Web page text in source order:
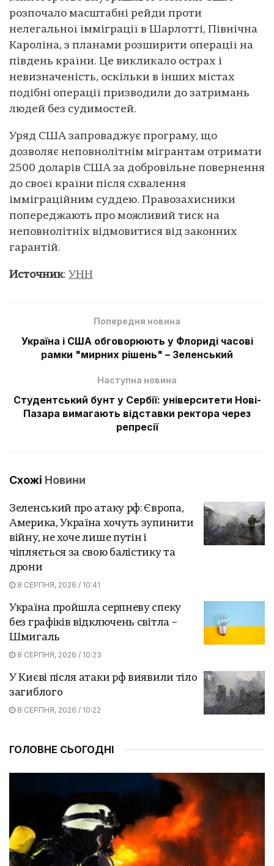
розпочало масштабні рейди проти
нелегальної імміграції в Шарлотті, Північна
Кароліна, з планами розширити операції на
південь країни. Це викликало острах і
невизначеність, оскільки в інших містах
подібні операції призводили до затримань
людей без судимостей.
Уряд США запроваджує програму, що
дозволяє неповнолітнім мігрантам отримати
2500 доларів США за добровільне повернення
до своєї країни після схвалення
імміграційним суддею. Правозахисники
попереджають про можливий тиск на
неповнолітніх відмовитися від законних
гарантій.
Источник: УНН
Попередня новина
Україна і США обговорюють у Флориді часові
рамки "мирних рішень" – Зеленський
Наступна новина
Студентський бунт у Сербії: університети Нові-
Пазара вимагають відставки ректора через
репресії
Схожі Новини
Зеленський про атаку рф: Європа,
Америка, Україна хочуть зупинити
війну, не хоче лише путін і
чіпляється за свою балістику та
дрони
8 СЕРПНЯ, 2026 / 10:41
Україна пройшла серпневу спеку
без графіків відключень світла –
Шмигаль
8 СЕРПНЯ, 2026 / 10:23
У Києві після атаки рф виявили тіло
загиблого
8 СЕРПНЯ, 2026 / 10:22
ГОЛОВНЕ СЬОГОДНІ